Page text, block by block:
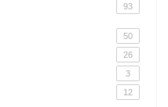
93
50
26
3
12